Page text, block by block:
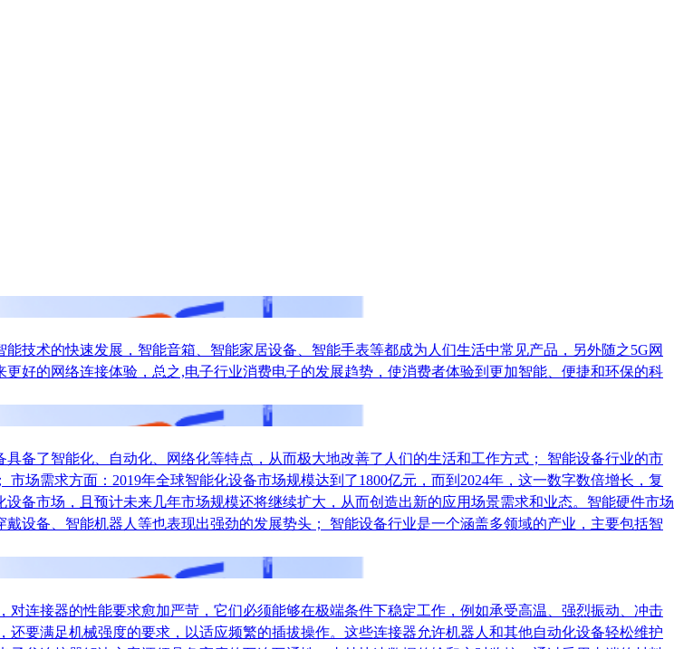
技术的快速发展，智能音箱、智能家居设备、智能手表等都成为人们生活中常见产品，另外随之5G网
好的网络连接体验，总之,电子行业消费电子的发展趋势，使消费者体验到更加智能、便捷和环保的科
备了智能化、自动化、网络化等特点，从而极大地改善了人们的生活和工作方式； 智能设备行业的市
场需求方面：2019年全球智能化设备市场规模达到了1800亿元，而到2024年，这一数字数倍增长，复
备市场，且预计未来几年市场规模还将继续扩大，从而创造出新的应用场景需求和业态。智能硬件市场
设备、智能机器人等也表现出强劲的发展势头； 智能设备行业是一个涵盖多领域的产业，主要包括智
连接器的性能要求愈加严苛，它们必须能够在极端条件下稳定工作，例如承受高温、强烈振动、冲击
要满足机械强度的要求，以适应频繁的插拔操作。这些连接器允许机器人和其他自动化设备轻松维护